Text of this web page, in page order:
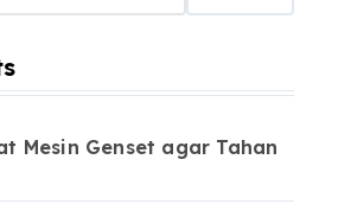
Mesin Genset agar Tahan